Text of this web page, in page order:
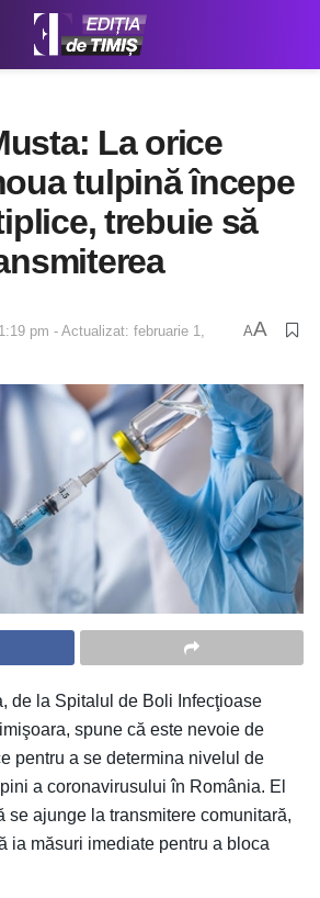
La orice
tulpină începe
trebuie să
pm - Actualizat: februarie 1,
AA
de la Spitalul de Boli Infecţioase
spune că este nevoie de
pentru a se determina nivelul de
a coronavirusului în România. El
se ajunge la transmitere comunitară,
ia măsuri imediate pentru a bloca